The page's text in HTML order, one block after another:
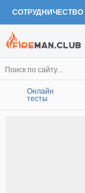
СОТРУДНИЧЕСТВО
Онлайн
тесты